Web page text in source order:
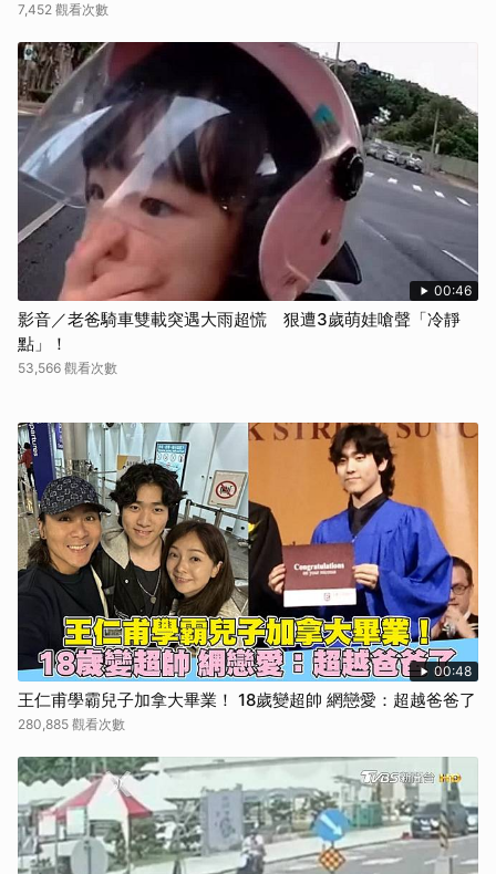
7,452 觀看次數
00:46
影音／老爸騎車雙載突遇大雨超慌 狠遭3歲萌娃嗆聲「冷靜
點」！
53,566 觀看次數
00:48
王仁甫學霸兒子加拿大畢業！ 18歲變超帥 網戀愛：超越爸爸了
280,885 觀看次數